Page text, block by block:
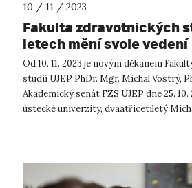
10 / 11 / 2023
Fakulta zdravotnických
letech mění svoje vedení
Od 10. 11. 2023 je novým děkanem
studií UJEP PhDr. Mgr. Michal Vostrý,
Akademický senát FZS UJEP dne 25.
ústecké univerzity, dvaatřicetiletý